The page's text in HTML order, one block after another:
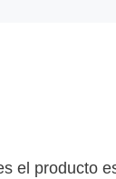
el producto